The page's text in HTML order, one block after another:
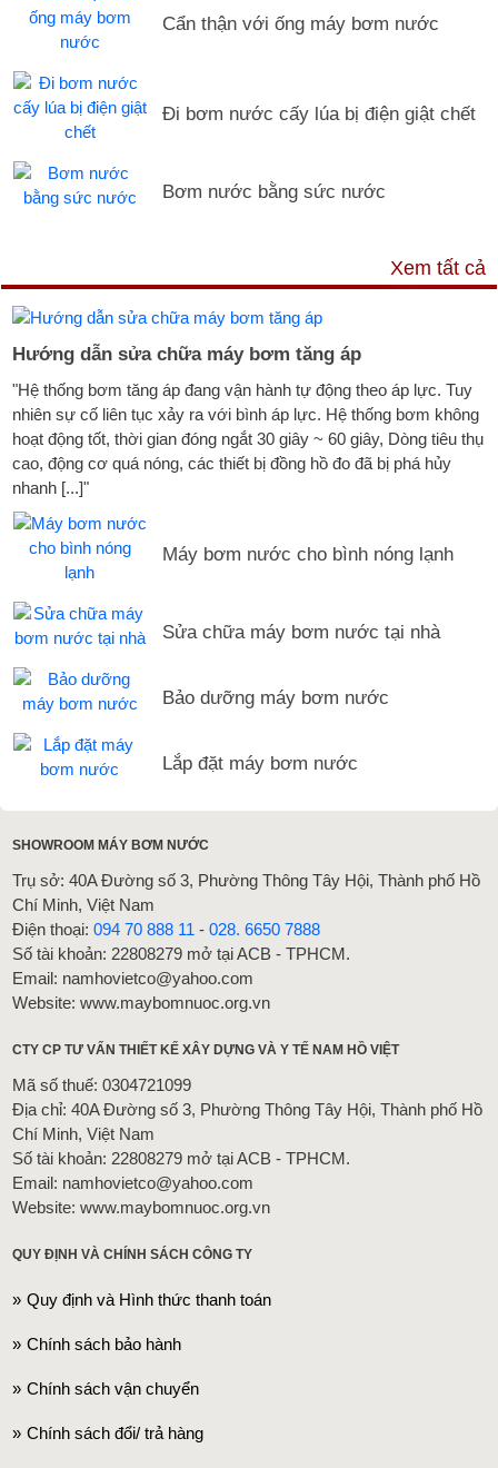
Cẩn thận với ống máy bơm nước
Đi bơm nước cấy lúa bị điện giật chết
Bơm nước bằng sức nước
Xem tất cả
Hướng dẫn sửa chữa máy bơm tăng áp
"Hệ thống bơm tăng áp đang vận hành tự động theo áp lực. Tuy
nhiên sự cố liên tục xảy ra với bình áp lực. Hệ thống bơm không
hoạt động tốt, thời gian đóng ngắt 30 giây ~ 60 giây, Dòng tiêu thụ
cao, động cơ quá nóng, các thiết bị đồng hồ đo đã bị phá hủy
nhanh [...]"
Máy bơm nước cho bình nóng lạnh
Sửa chữa máy bơm nước tại nhà
Bảo dưỡng máy bơm nước
Lắp đặt máy bơm nước
SHOWROOM MÁY BƠM NƯỚC
Trụ sở: 40A Đường số 3, Phường Thông Tây Hội, Thành phố Hồ
Chí Minh, Việt Nam
Điện thoại:094 70 888 11 -028. 6650 7888
Số tài khoản: 22808279 mở tại ACB - TPHCM.
Email: namhovietco@yahoo.com
Website: www.maybomnuoc.org.vn
CTY CP TƯ VẤN THIẾT KẾ XÂY DỰNG VÀ Y TẾ NAM HỒ VIỆT
Mã số thuế: 0304721099
Địa chỉ: 40A Đường số 3, Phường Thông Tây Hội, Thành phố Hồ
Chí Minh, Việt Nam
Số tài khoản: 22808279 mở tại ACB - TPHCM.
Email: namhovietco@yahoo.com
Website: www.maybomnuoc.org.vn
QUY ĐỊNH VÀ CHÍNH SÁCH CÔNG TY
Quy định và Hình thức thanh toán
Chính sách bảo hành
Chính sách vận chuyển
Chính sách đổi/ trả hàng